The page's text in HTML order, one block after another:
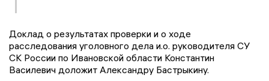
Доклад о результатах проверки и о ходе
расследования уголовного дела и.о. руководителя СУ
СК России по Ивановской области Константин
Василевич доложит Александру Бастрыкину.